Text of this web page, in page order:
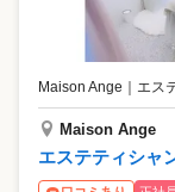
Maison Ange エス
Maison Ange
エステティシャ